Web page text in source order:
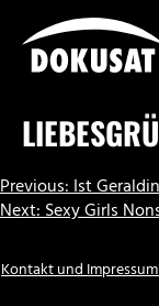
Inhalt
springen
Previous:Ist
Next:Sexy Girls
Kontakt und Impressum